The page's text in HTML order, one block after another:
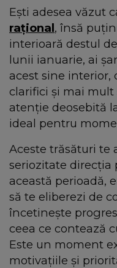
Ești adesea văzut
rațional, însă
interioară destul
lunii ianuarie, ai
acest sine interior,
clarifici și mai mult
atenție deosebită
ideal pentru
Aceste trăsături te
seriozitate direcția
această perioadă,
să te eliberezi de
încetinește
ceea ce contează
Este un moment
motivațiile și